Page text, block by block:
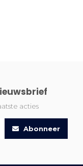
acties
Abonneer